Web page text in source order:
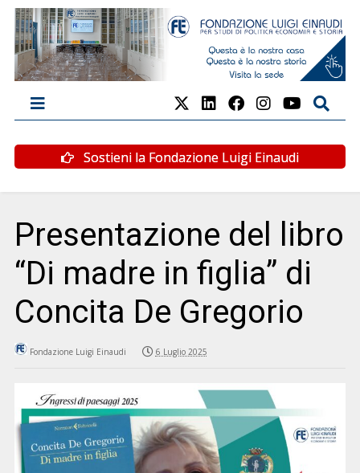
Sostieni la Fondazione Luigi Einaudi
Presentazione del libro
“Di madre in figlia” di
Concita De Gregorio
Fondazione Luigi Einaudi 6 Luglio 2025